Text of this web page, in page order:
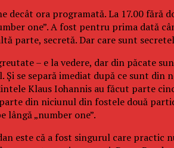
decât ora programată. La 17.00
one”. A fost pentru prima dată
parte, secretă. Dar care sunt
– e la vedere, dar din păcate
se separă imediat după ce sunt
Klaus Iohannis au făcut parte
parte din niciunul din fostele două
„number one”.
este că a fost singurul care